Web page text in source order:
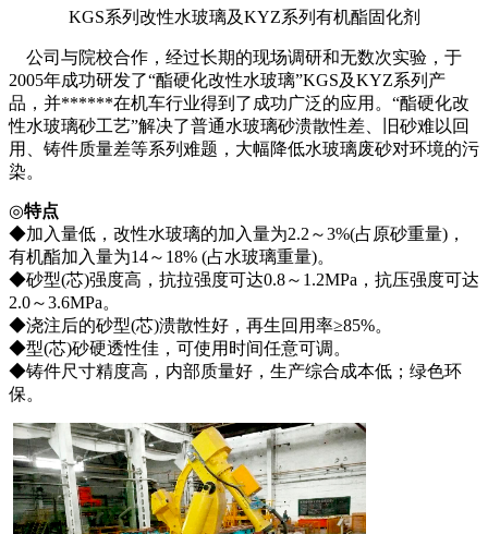
KGS系列改性水玻璃及KYZ系列有机酯固化剂
公司与院校合作，经过长期的现场调研和无数次实验，于
2005年成功研发了“酯硬化改性水玻璃”KGS及KYZ系列产
品，并******在机车行业得到了成功广泛的应用。“酯硬化改
性水玻璃砂工艺”解决了普通水玻璃砂溃散性差、旧砂难以回
用、铸件质量差等系列难题，大幅降低水玻璃废砂对环境的污
染。
◎特点
◆加入量低，改性水玻璃的加入量为2.2～3%(占原砂重量)，
有机酯加入量为14～18% (占水玻璃重量)。
◆砂型(芯)强度高，抗拉强度可达0.8～1.2MPa，抗压强度可达
2.0～3.6MPa。
◆浇注后的砂型(芯)溃散性好，再生回用率≥85%。
◆型(芯)砂硬透性佳，可使用时间任意可调。
◆铸件尺寸精度高，内部质量好，生产综合成本低；绿色环
保。